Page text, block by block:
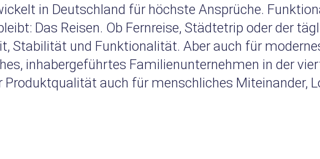
in Deutschland für höchste Ansprüche.
Das Reisen. Ob Fernreise, Städtetrip oder der
Stabilität und Funktionalität. Aber auch für
inhabergeführtes Familienunternehmen in der
auch für menschliches Miteinander,